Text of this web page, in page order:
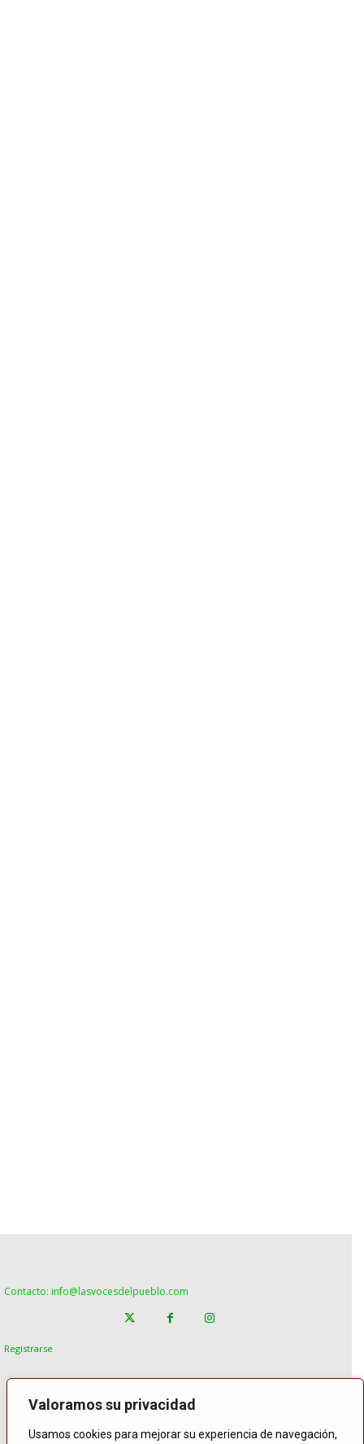
Valoramos su privacidad
Usamos cookies para mejorar su experiencia de navegación,
Contacto: info@lasvocesdelpueblo.com
Registrarse